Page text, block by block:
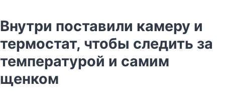
Внутри поставили камеру и
термостат, чтобы следить за
температурой и самим
щенком